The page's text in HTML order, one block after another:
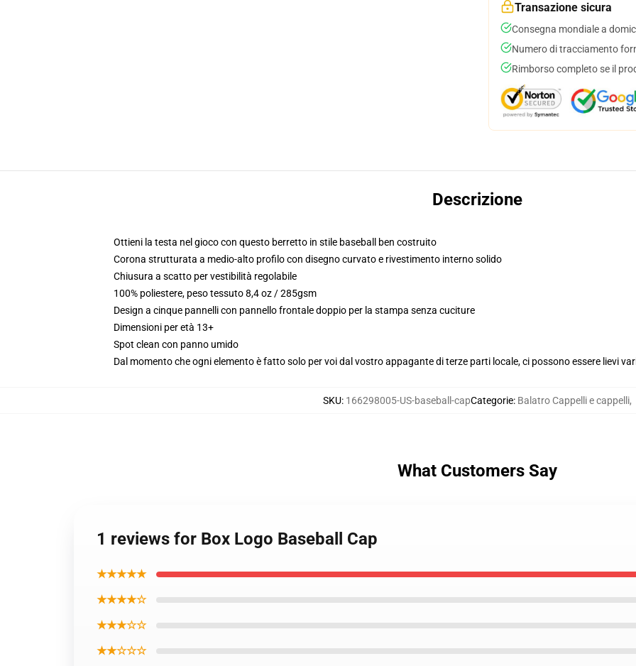
Transazione sicura
Consegna mondiale a
Numero di tracciamento
Rimborso completo se il
Descrizione
Ottieni la testa nel gioco con questo berretto in stile baseball ben costruito
Corona strutturata a medio-alto profilo con disegno curvato e rivestimento interno solido
Chiusura a scatto per vestibilità regolabile
100% poliestere, peso tessuto 8,4 oz / 285gsm
Design a cinque pannelli con pannello frontale doppio per la stampa senza cuciture
Dimensioni per età 13+
Spot clean con panno umido
Dal momento che ogni elemento è fatto solo per voi dal vostro appagante di terze parti locale, ci possono essere lievi
SKU: 166298005-US-baseball-capCategorie: Balatro Cappelli e cappelli,
What Customers Say
1 reviews for Box Logo Baseball Cap
★★★★★
★★★★☆
★★★☆☆
★★☆☆☆